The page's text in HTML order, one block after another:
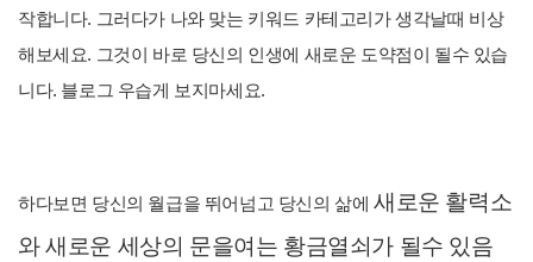
작합니다. 그러다가 나와 맞는 키워드 카테고리가 생각날때 비상
해보세요. 그것이 바로 당신의 인생에 새로운 도약점이 될수 있습
니다. 블로그 우습게 보지마세요.
하다보면 당신의 월급을 뛰어넘고 당신의 삶에새로운 활력소
와 새로운 세상의 문을여는 황금열쇠가 될수 있음